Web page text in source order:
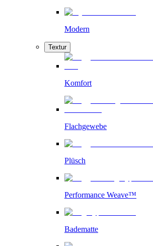
Modern
Textur
Komfort
Flachgewebe
Plüsch
Performance Weave™
Badematte